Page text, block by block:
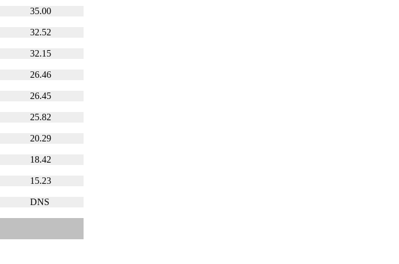
35.00
32.52
32.15
26.46
26.45
25.82
20.29
18.42
15.23
DNS